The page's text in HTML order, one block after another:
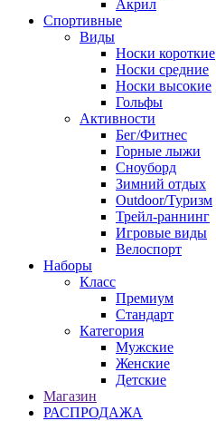
Акрил
Спортивные
Виды
Носки короткие
Носки средние
Носки высокие
Гольфы
Активности
Бег/Фитнес
Горные лыжи
Сноуборд
Зимний отдых
Outdoor/Туризм
Трейл-раннинг
Игровые виды
Велоспорт
Наборы
Класс
Премиум
Стандарт
Категория
Мужские
Женские
Детские
Магазин
РАСПРОДАЖА